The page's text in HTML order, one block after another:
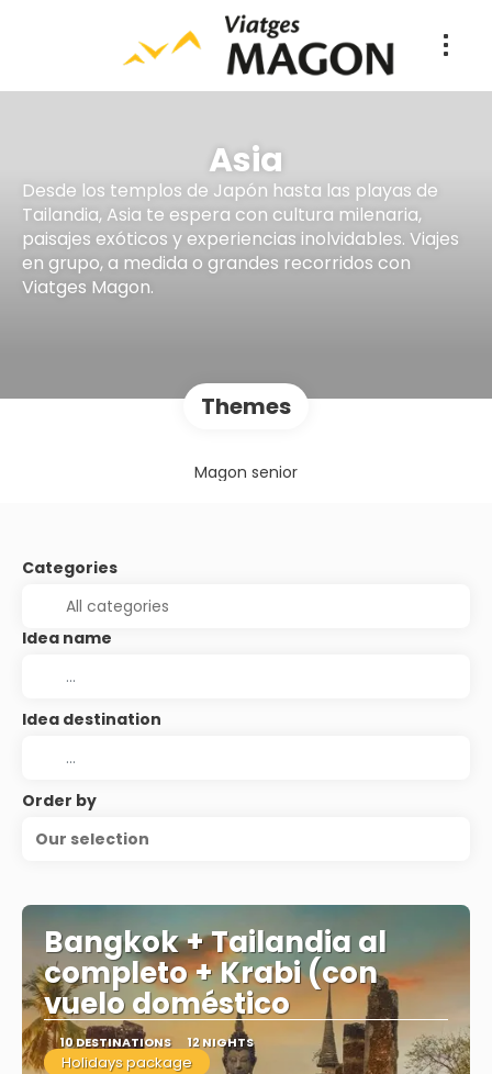
Asia
Desde los templos de Japón hasta las playas de
Tailandia, Asia te espera con cultura milenaria,
paisajes exóticos y experiencias inolvidables. Viajes
en grupo, a medida o grandes recorridos con
Viatges Magon.
Themes
Magon senior
Categories
Idea name
Idea destination
Order by
Our selection
Bangkok + Tailandia al
completo + Krabi (con
vuelo doméstico
10 DESTINATIONS 12 NIGHTS
Holidays package